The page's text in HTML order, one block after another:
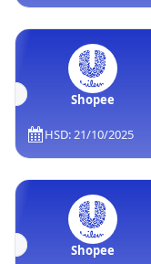
Shopee
HSD: 21/10/2025
Shopee